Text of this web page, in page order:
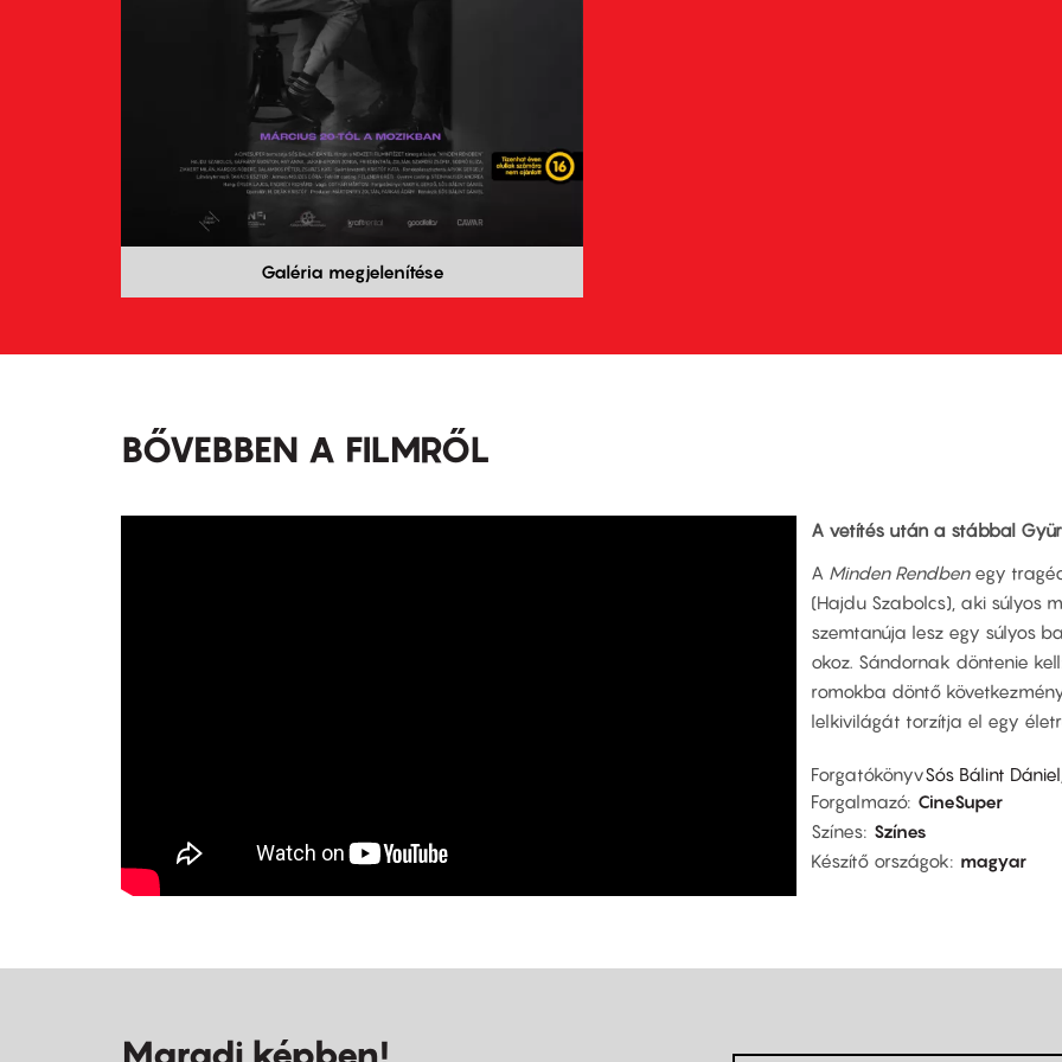
Galéria megjelenítése
BŐVEBBEN A FILMRŐL
A vetítés után a stábbal
A Minden Rendbenegy
(Hajdu Szabolcs), aki súlyos
szemtanúja lesz egy súlyos
okoz. Sándornak döntenie
romokba döntő
lelkivilágát torzítja el egy
ForgatókönyvSós Bálint
Forgalmazó CineSuper
Színes Színes
Készítő országok
magyar
Maradj képben!